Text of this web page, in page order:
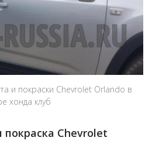
и покраски Chevrolet Orlando в
хонда клуб
Chevrolet